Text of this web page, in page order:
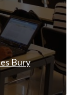
Bury